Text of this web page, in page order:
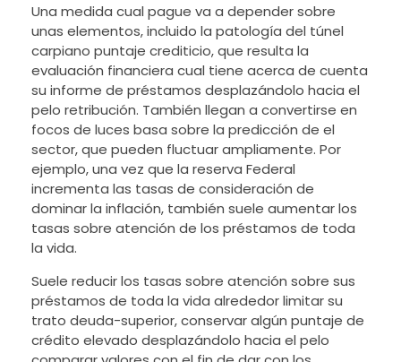
Una medida cual pague va a depender sobre
unas elementos, incluido la patologí­a del túnel
carpiano puntaje crediticio, que resulta la
evaluación financiera cual tiene acerca de cuenta
su informe de préstamos desplazándolo hacia el
pelo retribución. También llegan a convertirse en
focos de luces basa sobre la predicción de el
sector, que pueden fluctuar ampliamente. Por
ejemplo, una vez que la reserva Federal
incrementa las tasas de consideración de
dominar la inflación, también suele aumentar los
tasas sobre atención de los préstamos de toda
la vida.
Suele reducir los tasas sobre atención sobre sus
préstamos de toda la vida alrededor limitar su
trato deuda-superior, conservar algún puntaje de
crédito elevado desplazándolo hacia el pelo